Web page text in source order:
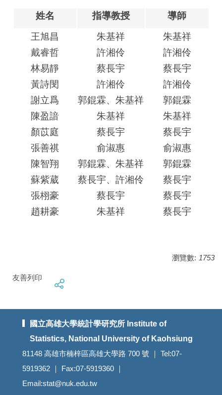
姓名 指導教授
導師
王旭昌
朱基祥
朱基祥
戴睿哲
許湘伶
許湘伶
林易靜
蔡長宇
蔡長宇
黃詩閔
許湘伶
許湘伶
謝立爲
郭錕霖、朱基祥
郭錕霖
陳盈諳
朱基祥
朱基祥
顏苡庭
蔡長宇
蔡長宇
張善祺
俞淑惠
俞淑惠
陳智翔
郭錕霖、朱基祥
郭錕霖
蘇紫葳
蔡長宇、許湘伶
蔡長宇
張栩豪
蔡長宇
蔡長宇
趙耕豪
朱基祥 蔡長宇
瀏覽數: 1753
友善列印
國立高雄大學統計學研究所 Institute of
Statistics, National University of Kaohsiung
81148 高雄市楠梓區高雄大學路 700 號 ｜ Tel:07-
5919362 ｜ Fax:07-5919360 ｜
Email:stat@nuk.edu.tw